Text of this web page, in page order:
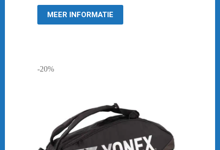
€ 124,95.
€ 99,95.
MEER INFORMATIE
-20%